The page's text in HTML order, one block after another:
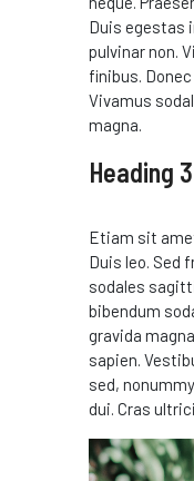
Duis egestas
pulvinar non.
finibus.
Vivamus
magna.
Heading
Etiam sit
Duis leo. Sed
sodales
bibendum
gravida
sapien.
sed,
dui. Cras